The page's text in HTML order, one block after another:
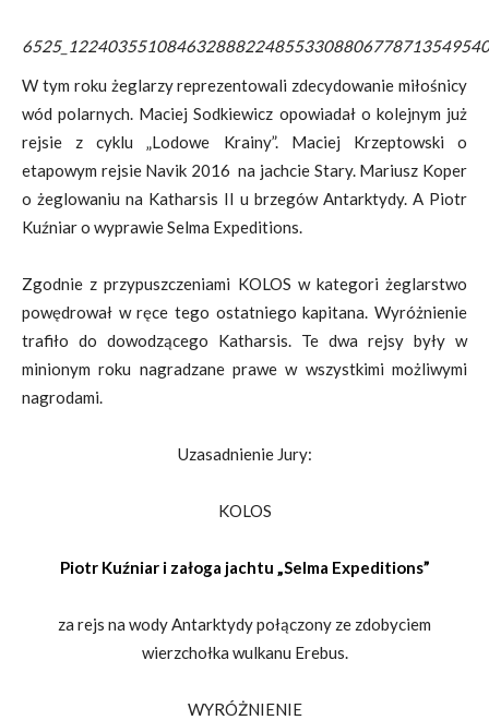
W tym roku żeglarzy reprezentowali zdecydowanie miłośnicy
wód polarnych. Maciej Sodkiewicz opowiadał o kolejnym już
rejsie z cyklu „Lodowe Krainy”. Maciej Krzeptowski o
etapowym rejsie Navik 2016 na jachcie Stary. Mariusz Koper
o żeglowaniu na Katharsis II u brzegów Antarktydy. A Piotr
Kuźniar o wyprawie Selma Expeditions.
Zgodnie z przypuszczeniami KOLOS w kategori żeglarstwo
powędrował w ręce tego ostatniego kapitana. Wyróżnienie
trafiło do dowodzącego Katharsis. Te dwa rejsy były w
minionym roku nagradzane prawe w wszystkimi możliwymi
nagrodami.
Uzasadnienie Jury:
KOLOS
Piotr Kuźniar i załoga jachtu „Selma Expeditions”
za rejs na wody Antarktydy połączony ze zdobyciem
wierzchołka wulkanu Erebus.
WYRÓŻNIENIE